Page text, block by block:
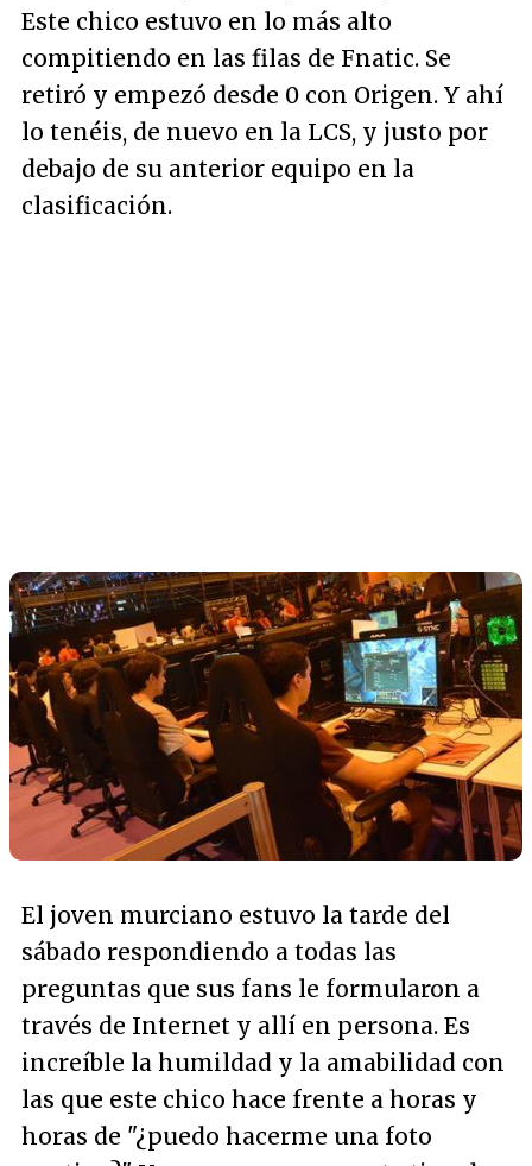
Este chico estuvo en lo más alto
compitiendo en las filas de Fnatic. Se
retiró y empezó desde 0 con Origen. Y ahí
lo tenéis, de nuevo en la LCS, y justo por
debajo de su anterior equipo en la
clasificación.
El joven murciano estuvo la tarde del
sábado respondiendo a todas las
preguntas que sus fans le formularon a
través de Internet y allí en persona. Es
increíble la humildad y la amabilidad con
las que este chico hace frente a horas y
horas de "¿puedo hacerme una foto